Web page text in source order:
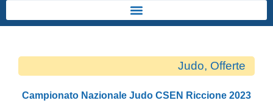
Judo, Offerte
Campionato Nazionale Judo CSEN Riccione 2023